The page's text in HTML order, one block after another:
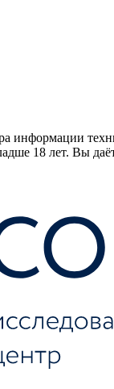
информации
18 лет. Вы